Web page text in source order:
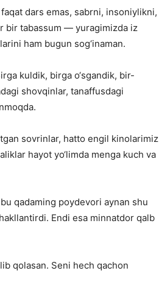
dars emas, sabrni, insoniylikni,
bir tabassum — yuragimizda iz
ham bugun sog‘inaman.
kuldik, birga o‘sgandik, bir-
shovqinlar, tanaffusdagi
sovrinlar, hatto engil kinolarimiz
hayot yo‘limda menga kuch va
qadaming poydevori aynan shu
Endi esa minnatdor qalb
qolasan. Seni hech qachon